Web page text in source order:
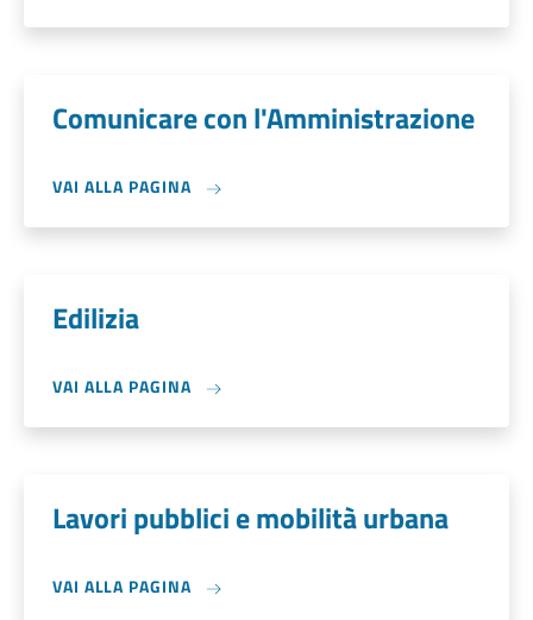
Comunicare con l'Amministrazione
VAI ALLA PAGINA
Edilizia
VAI ALLA PAGINA
Lavori pubblici e mobilità urbana
VAI ALLA PAGINA